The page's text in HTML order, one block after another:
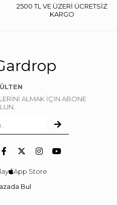
2500 TL VE ÜZERİ ÜCRETSİZ
KARGO
ALMAK İÇİN ABONE
App Store
Bul